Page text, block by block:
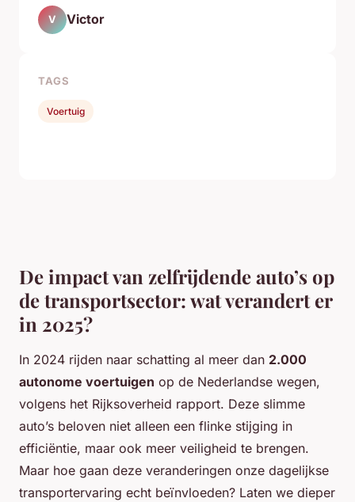
De impact van zelfrijdende auto’s op
de transportsector: wat verandert er
in 2025?
In 2024 rijden naar schatting al meer dan 2.000
autonome voertuigen op de Nederlandse wegen,
volgens het Rijksoverheid rapport. Deze slimme
auto’s beloven niet alleen een flinke stijging in
efficiëntie, maar ook meer veiligheid te brengen.
Maar hoe gaan deze veranderingen onze dagelijkse
transportervaring echt beïnvloeden? Laten we dieper
V Victor
TAGS
Voertuig